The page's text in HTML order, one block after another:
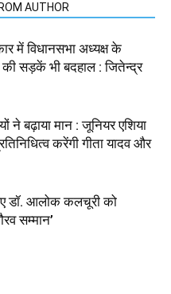
AUTHOR
में विधानसभा अध्यक्ष के
की सड़कें भी बदहाल : जितेन्द्र
ने बढ़ाया मान : जूनियर एशिया
करेंगी गीता यादव और
डॉ. आलोक कलचूरी को
सम्मान’